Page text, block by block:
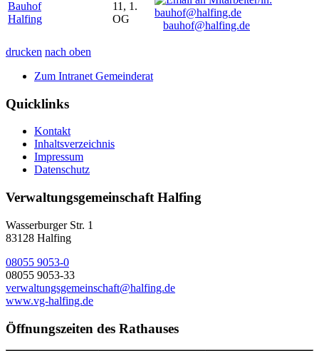
Bauhof
Halfing
11, 1.
OG
bauhof@halfing.de
drucken nach oben
Zum Intranet Gemeinderat
Quicklinks
Kontakt
Inhaltsverzeichnis
Impressum
Datenschutz
Verwaltungsgemeinschaft Halfing
Wasserburger Str. 1
83128 Halfing
08055 9053-0
08055 9053-33
verwaltungsgemeinschaft@halfing.de
www.vg-halfing.de
Öffnungszeiten des Rathauses